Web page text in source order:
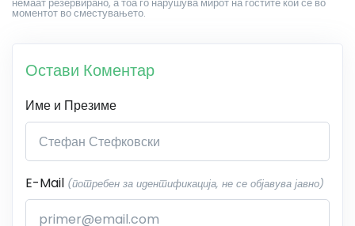
моментот во сместувањето.
Остави Коментар
Име и Презиме
E-Mail (потребен за идентификација, не се објавува јавно)